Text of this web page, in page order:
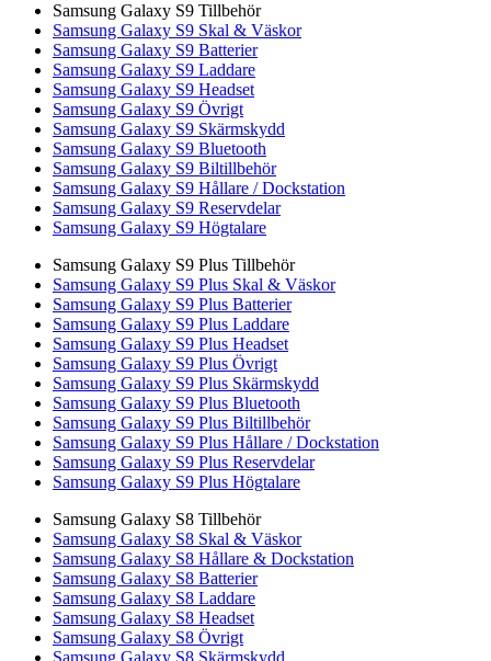
Samsung Galaxy S9 Tillbehör
Samsung Galaxy S9 Skal & Väskor
Samsung Galaxy S9 Batterier
Samsung Galaxy S9 Laddare
Samsung Galaxy S9 Headset
Samsung Galaxy S9 Övrigt
Samsung Galaxy S9 Skärmskydd
Samsung Galaxy S9 Bluetooth
Samsung Galaxy S9 Biltillbehör
Samsung Galaxy S9 Hållare / Dockstation
Samsung Galaxy S9 Reservdelar
Samsung Galaxy S9 Högtalare
Samsung Galaxy S9 Plus Tillbehör
Samsung Galaxy S9 Plus Skal & Väskor
Samsung Galaxy S9 Plus Batterier
Samsung Galaxy S9 Plus Laddare
Samsung Galaxy S9 Plus Headset
Samsung Galaxy S9 Plus Övrigt
Samsung Galaxy S9 Plus Skärmskydd
Samsung Galaxy S9 Plus Bluetooth
Samsung Galaxy S9 Plus Biltillbehör
Samsung Galaxy S9 Plus Hållare / Dockstation
Samsung Galaxy S9 Plus Reservdelar
Samsung Galaxy S9 Plus Högtalare
Samsung Galaxy S8 Tillbehör
Samsung Galaxy S8 Skal & Väskor
Samsung Galaxy S8 Hållare & Dockstation
Samsung Galaxy S8 Batterier
Samsung Galaxy S8 Laddare
Samsung Galaxy S8 Headset
Samsung Galaxy S8 Övrigt
Samsung Galaxy S8 Skärmskydd